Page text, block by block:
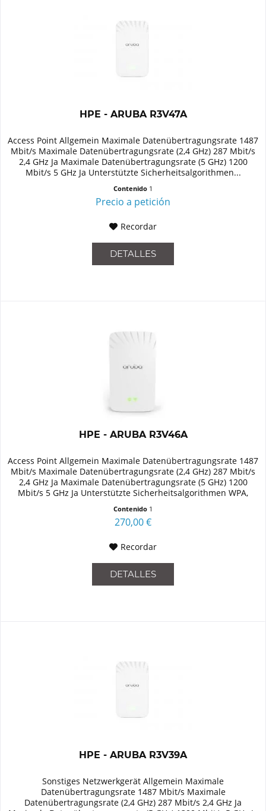
HPE - ARUBA R3V47A
Access Point Allgemein Maximale Datenübertragungsrate 1487
Mbit/s Maximale Datenübertragungsrate (2,4 GHz) 287 Mbit/s
2,4 GHz Ja Maximale Datenübertragungsrate (5 GHz) 1200
Mbit/s 5 GHz Ja Unterstützte Sicherheitsalgorithmen...
Contenido 1
Precio a petición
Recordar
DETALLES
HPE - ARUBA R3V46A
Access Point Allgemein Maximale Datenübertragungsrate 1487
Mbit/s Maximale Datenübertragungsrate (2,4 GHz) 287 Mbit/s
2,4 GHz Ja Maximale Datenübertragungsrate (5 GHz) 1200
Mbit/s 5 GHz Ja Unterstützte Sicherheitsalgorithmen WPA,
Contenido 1
270,00 €
Recordar
DETALLES
HPE - ARUBA R3V39A
Sonstiges Netzwerkgerät Allgemein Maximale
Datenübertragungsrate 1487 Mbit/s Maximale
Datenübertragungsrate (2,4 GHz) 287 Mbit/s 2,4 GHz Ja